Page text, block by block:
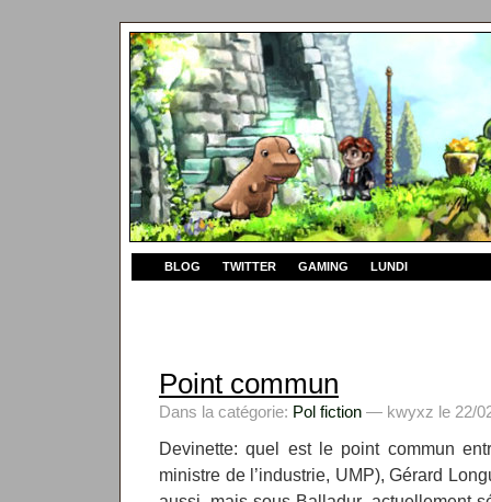
BLOG TWITTER GAMING LUNDI
Point commun
Dans la catégorie: Pol fiction — kwyxz le 22/
Devinette: quel est le point commun
ministre de l’industrie, UMP), Gérard